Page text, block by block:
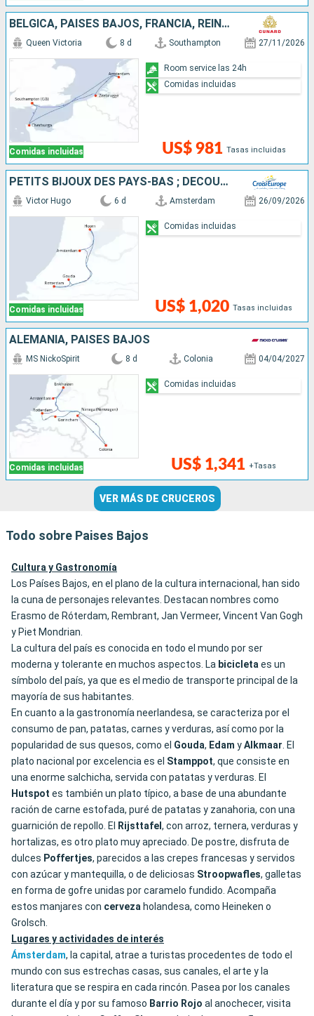
BÉLGICA, PAISES BAJOS, FRANCIA, REINO UNIDO
Comidas incluidas
Queen Victoria 8 d Southampton 27/11/2026
US$ 981 Tasas incluidas
Room service las 24h
Comidas incluidas
PETITS BIJOUX DES PAYS-BAS ; DÉCOUVREZ DES TRÉSORS CACHÉS AU CHARME UNIQUE
Comidas incluidas
Victor Hugo 6 d Amsterdam 26/09/2026
US$ 1,020 Tasas incluidas
Comidas incluidas
ALEMANIA, PAISES BAJOS
Comidas incluidas
MS NickoSpirit 8 d Colonia 04/04/2027
US$ 1,341 +Tasas
Comidas incluidas
VER MÁS DE CRUCEROS
Todo sobre Paises Bajos
Cultura y Gastronomía
Los Países Bajos, en el plano de la cultura internacional, han sido
la cuna de personajes relevantes. Destacan nombres como
Erasmo de Róterdam, Rembrant, Jan Vermeer, Vincent Van Gogh
y Piet Mondrian.
La cultura del país es conocida en todo el mundo por ser
moderna y tolerante en muchos aspectos. La bicicletaes un
símbolo del país, ya que es el medio de transporte principal de la
mayoría de sus habitantes.
En cuanto a la gastronomía neerlandesa, se caracteriza por el
consumo de pan, patatas, carnes y verduras, así como por la
popularidad de sus quesos, como el Gouda, Edam yAlkmaar. El
plato nacional por excelencia es el Stamppot, que consiste en
una enorme salchicha, servida con patatas y verduras. El
Hutspot es también un plato típico, a base de una abundante
ración de carne estofada, puré de patatas y zanahoria, con una
guarnición de repollo. El
Rijsttafel , con arroz, ternera, verduras y
hortalizas, es otro plato muy apreciado. De postre, disfruta de
dulces Poffertjes, parecidos a las crepes francesas y servidos
con azúcar y mantequilla, o de deliciosas Stroopwafles, galletas
en forma de gofre unidas por caramelo fundido. Acompaña
estos manjares con cerveza holandesa, como Heineken o
Grolsch.
Lugares y actividades de interés
Ámsterdam, la capital, atrae a turistas procedentes de todo el
mundo con sus estrechas casas, sus canales, el arte y la
literatura que se respira en cada rincón. Pasea por los canales
durante el día y por su famoso Barrio Rojo al anochecer, visita